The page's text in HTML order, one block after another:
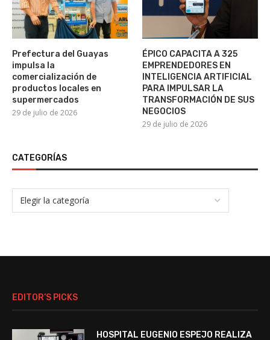
Prefectura del Guayas
impulsa la
comercialización de
productos locales en
supermercados
29 de julio de 2026
ÉPICO CAPACITA A 325
EMPRENDEDORES EN
INTELIGENCIA ARTIFICIAL
PARA IMPULSAR LA
TRANSFORMACIÓN DE SUS
NEGOCIOS
29 de julio de 2026
CATEGORÍAS
EDITOR’S PICKS
HOSPITAL EUGENIO ESPEJO REALIZA